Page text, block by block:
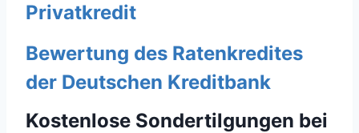
Privatkredit
Bewertung des Ratenkredites
der Deutschen Kreditbank
Kostenlose Sondertilgungen bei